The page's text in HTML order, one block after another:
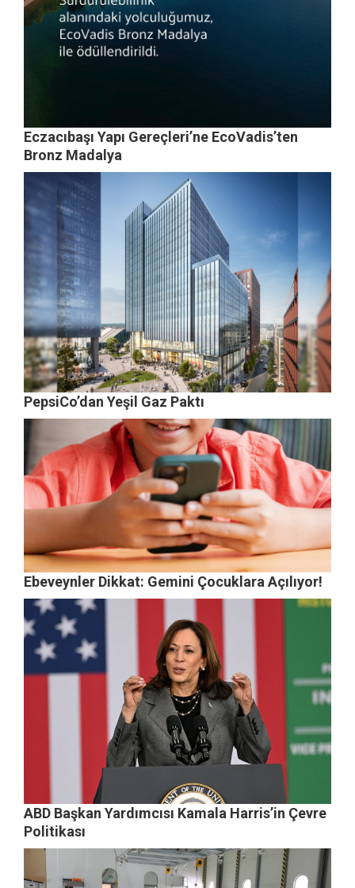
Eczacıbaşı Yapı Gereçleri’ne EcoVadis’ten
Bronz Madalya
PepsiCo’dan Yeşil Gaz Paktı
Ebeveynler Dikkat: Gemini Çocuklara Açılıyor!
ABD Başkan Yardımcısı Kamala Harris’in Çevre
Politikası